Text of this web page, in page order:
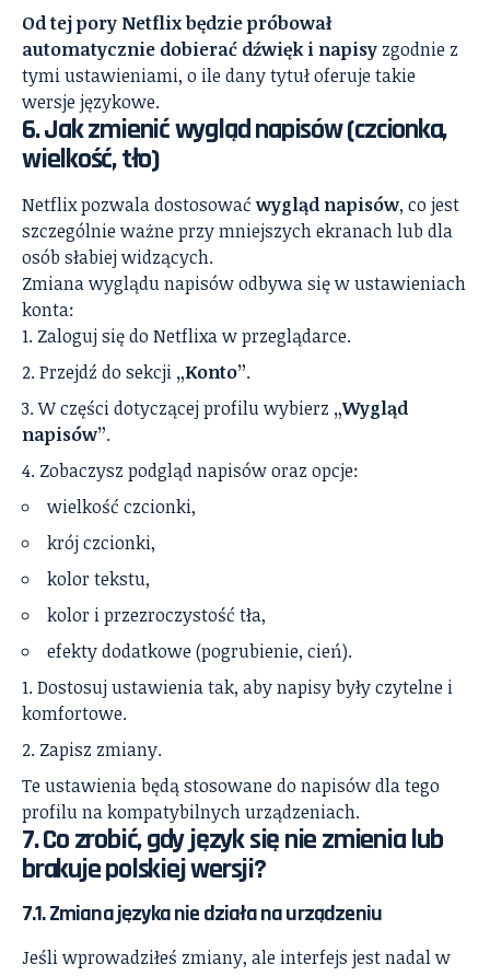
Od tej pory Netflix będzie próbował
automatycznie dobierać dźwięk i napisy zgodnie z
tymi ustawieniami, o ile dany tytuł oferuje takie
wersje językowe.
6. Jak zmienić wygląd napisów (czcionka,
wielkość, tło)
Netflix pozwala dostosowaćwygląd napisów, co jest
szczególnie ważne przy mniejszych ekranach lub dla
osób słabiej widzących.
Zmiana wyglądu napisów odbywa się w ustawieniach
konta:
Zaloguj się do Netflixa w przeglądarce.
Przejdź do sekcji „Konto”.
W części dotyczącej profilu wybierz „Wygląd
napisów”.
Zobaczysz podgląd napisów oraz opcje:
wielkość czcionki,
krój czcionki,
kolor tekstu,
kolor i przezroczystość tła,
efekty dodatkowe (pogrubienie, cień).
Dostosuj ustawienia tak, aby napisy były czytelne i
komfortowe.
Zapisz zmiany.
Te ustawienia będą stosowane do napisów dla tego
profilu na kompatybilnych urządzeniach.
7. Co zrobić, gdy język się nie zmienia lub
brakuje polskiej wersji?
7.1. Zmiana języka nie działa na urządzeniu
Jeśli wprowadziłeś zmiany, ale interfejs jest nadal w